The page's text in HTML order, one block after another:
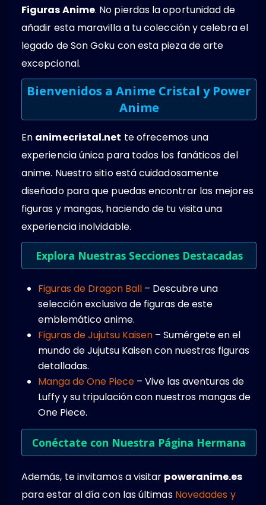
Figuras Anime. No pierdas la oportunidad de
añadir esta maravilla a tu colección y celebra el
legado de Son Goku con esta pieza de arte
excepcional.
Bienvenidos a Anime Cristal y Power
Anime
En animecristal.net te ofrecemos una
experiencia única para todos los fanáticos del
anime. Nuestro sitio está cuidadosamente
diseñado para que puedas encontrar las mejores
figuras y mangas, haciendo de tu visita una
experiencia inolvidable.
Explora Nuestras Secciones Destacadas
Figuras de Dragon Ball – Descubre una
selección exclusiva de figuras de este
emblemático anime.
Figuras de Jujutsu Kaisen – Sumérgete en el
mundo de Jujutsu Kaisen con nuestras figuras
detalladas.
Manga de One Piece – Vive las aventuras de
Luffy y su tripulación con nuestros mangas de
One Piece.
Conéctate con Nuestra Página Hermana
Además, te invitamos a visitar poweranime.es
para estar al día con las últimas Novedades y